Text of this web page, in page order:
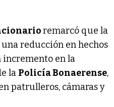
remarcó que la
reducción en hechos
incremento en la
la Policía Bonaerense,
patrulleros, cámaras y